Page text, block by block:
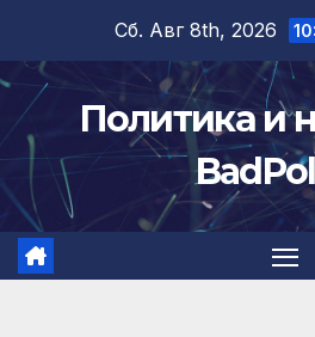
содержимому
Сб. Авг 8th, 2026
Политика и